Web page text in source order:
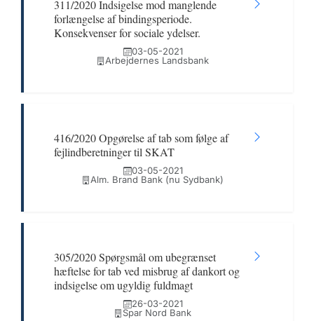
311/2020 Indsigelse mod manglende
forlængelse af bindingsperiode.
Konsekvenser for sociale ydelser.
03-05-2021
Arbejdernes Landsbank
416/2020 Opgørelse af tab som følge af
fejlindberetninger til SKAT
03-05-2021
Alm. Brand Bank (nu Sydbank)
305/2020 Spørgsmål om ubegrænset
hæftelse for tab ved misbrug af dankort og
indsigelse om ugyldig fuldmagt
26-03-2021
Spar Nord Bank